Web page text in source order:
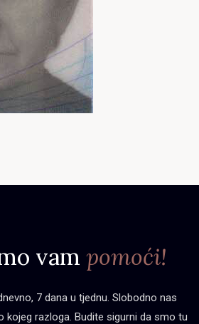
vam pomoći!
7 dana u tjednu. Slobodno nas
kojeg razloga. Budite sigurni da smo tu